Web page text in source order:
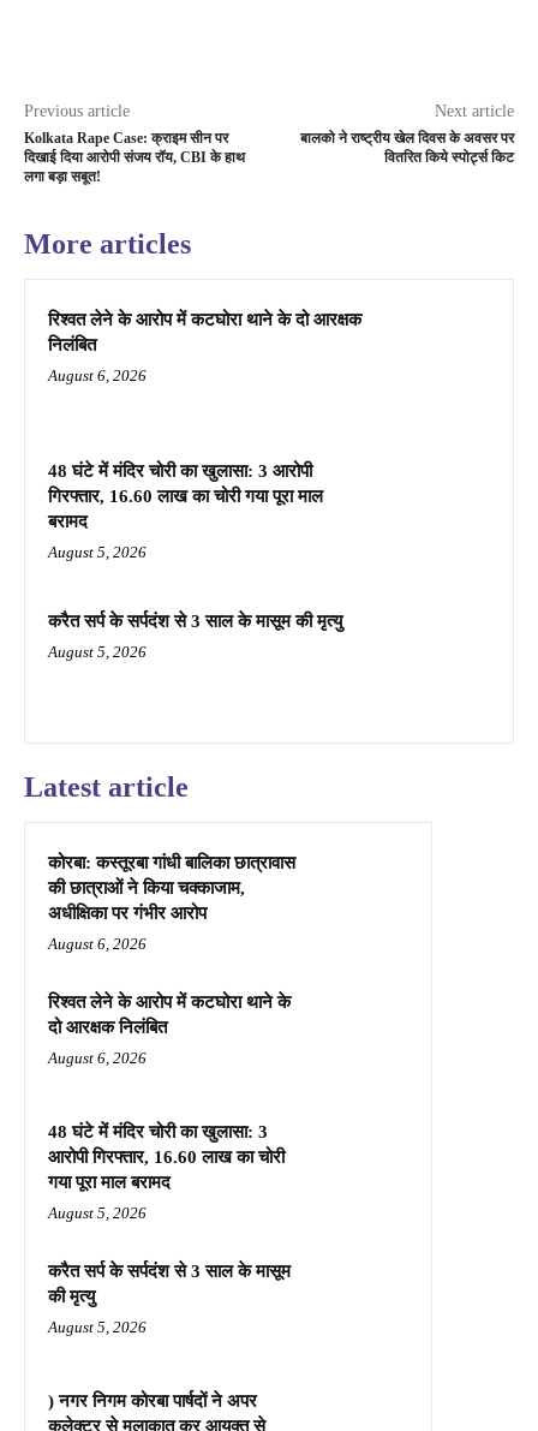
Previous article
Kolkata Rape Case: क्राइम सीन पर
दिखाई दिया आरोपी संजय रॉय, CBI के हाथ
लगा बड़ा सबूत!
Next article
बालको ने राष्ट्रीय खेल दिवस के अवसर पर
वितरित किये स्पोर्ट्स किट
More articles
रिश्वत लेने के आरोप में कटघोरा थाने के दो आरक्षक
निलंबित
August 6, 2026
48 घंटे में मंदिर चोरी का खुलासा: 3 आरोपी
गिरफ्तार, 16.60 लाख का चोरी गया पूरा माल
बरामद
August 5, 2026
करैत सर्प के सर्पदंश से 3 साल के मासूम की मृत्यु
August 5, 2026
Latest article
कोरबा: कस्तूरबा गांधी बालिका छात्रावास
की छात्राओं ने किया चक्काजाम,
अधीक्षिका पर गंभीर आरोप
August 6, 2026
रिश्वत लेने के आरोप में कटघोरा थाने के
दो आरक्षक निलंबित
August 6, 2026
48 घंटे में मंदिर चोरी का खुलासा: 3
आरोपी गिरफ्तार, 16.60 लाख का चोरी
गया पूरा माल बरामद
August 5, 2026
करैत सर्प के सर्पदंश से 3 साल के मासूम
की मृत्यु
August 5, 2026
) नगर निगम कोरबा पार्षदों ने अपर
कलेक्टर से मुलाकात कर आयुक्त से